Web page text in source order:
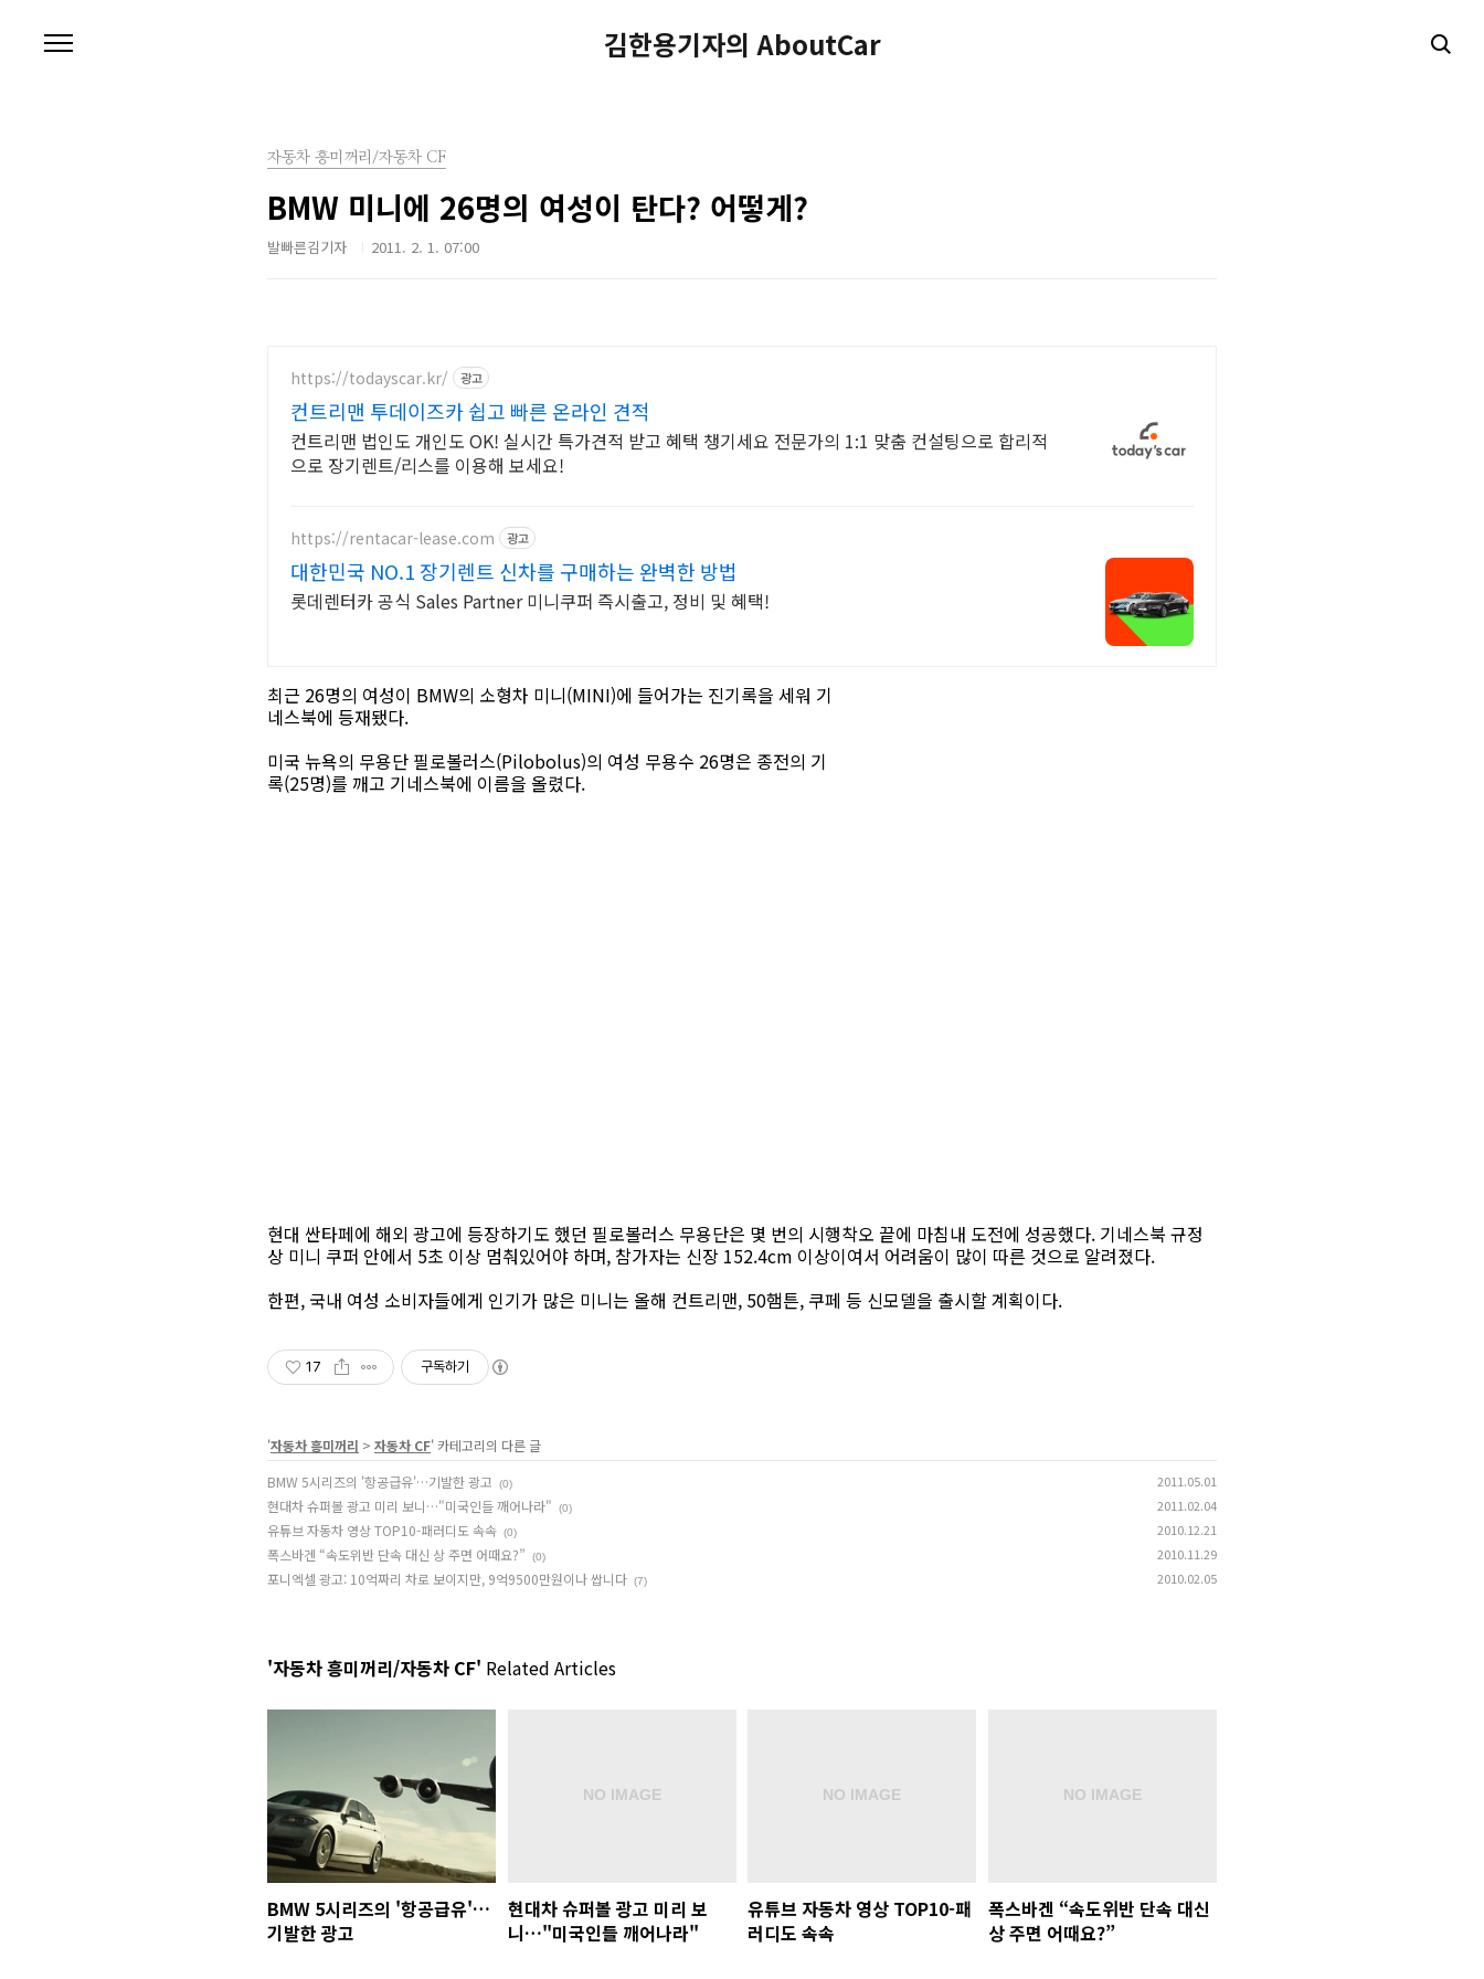
김한용기자의 AboutCar
자동차 흥미꺼리/자동차 CF
BMW 미니에 26명의 여성이 탄다? 어떻게?
발빠른김기자 2011. 2. 1. 07:00
https://todayscar.kr/ 광고
컨트리맨 투데이즈카 쉽고 빠른 온라인 견적
컨트리맨 법인도 개인도 OK! 실시간 특가견적 받고 혜택 챙기세요 전문가의 1:1 맞춤 컨설팅으로 합리적
으로 장기렌트/리스를 이용해 보세요!
https://rentacar-lease.com 광고
대한민국 NO.1 장기렌트 신차를 구매하는 완벽한 방법
롯데렌터카 공식 Sales Partner 미니쿠퍼 즉시출고, 정비 및 혜택!
최근 26명의 여성이 BMW의 소형차 미니(MINI)에 들어가는 진기록을 세워 기
네스북에 등재됐다.
미국 뉴욕의 무용단 필로볼러스(Pilobolus)의 여성 무용수 26명은 종전의 기
록(25명)를 깨고 기네스북에 이름을 올렸다.
현대 싼타페에 해외 광고에 등장하기도 했던 필로볼러스 무용단은 몇 번의 시행착오 끝에 마침내 도전에 성공했다. 기네스북 규정
상 미니 쿠퍼 안에서 5초 이상 멈춰있어야 하며, 참가자는 신장 152.4cm 이상이여서 어려움이 많이 따른 것으로 알려졌다.
한편, 국내 여성 소비자들에게 인기가 많은 미니는 올해 컨트리맨, 50햄튼, 쿠페 등 신모델을 출시할 계획이다.
17 구독하기
'자동차 흥미꺼리 > 자동차 CF' 카테고리의 다른 글
BMW 5시리즈의 '항공급유'…기발한 광고
(0) 2011.05.01
현대차 슈퍼볼 광고 미리 보니…"미국인들 깨어나라" (0) 2011.02.04
유튜브 자동차 영상 TOP10-패러디도 속속 (0) 2010.12.21
폭스바겐 “속도위반 단속 대신 상 주면 어때요?” (0) 2010.11.29
포니엑셀 광고: 10억짜리 차로 보이지만, 9억9500만원이나 쌉니다 (7) 2010.02.05
'자동차 흥미꺼리/자동차 CF' Related Articles
BMW 5시리즈의 '항공급유'…
기발한 광고
현대차 슈퍼볼 광고 미리 보
니…"미국인들 깨어나라"
유튜브 자동차 영상 TOP10-패
러디도 속속
폭스바겐 “속도위반 단속 대신
상 주면 어때요?”